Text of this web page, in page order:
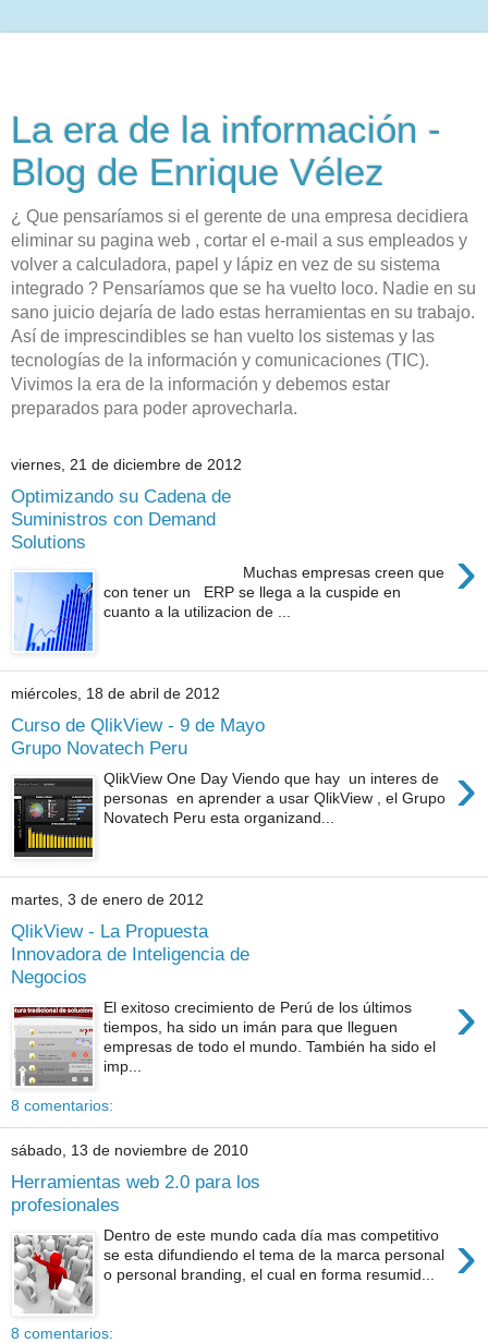
La era de la información -
Blog de Enrique Vélez
¿ Que pensaríamos si el gerente de una empresa decidiera
eliminar su pagina web , cortar el e-mail a sus empleados y
volver a calculadora, papel y lápiz en vez de su sistema
integrado ? Pensaríamos que se ha vuelto loco. Nadie en su
sano juicio dejaría de lado estas herramientas en su trabajo.
Así de imprescindibles se han vuelto los sistemas y las
tecnologías de la información y comunicaciones (TIC).
Vivimos la era de la información y debemos estar
preparados para poder aprovecharla.
viernes, 21 de diciembre de 2012
Optimizando su Cadena de
Suministros con Demand
Solutions
›
Muchas empresas creen que
con tener un ERP se llega a la cuspide en
cuanto a la utilizacion de ...
miércoles, 18 de abril de 2012
Curso de QlikView - 9 de Mayo
Grupo Novatech Peru
›
QlikView One Day Viendo que hay un interes de
personas en aprender a usar QlikView , el Grupo
Novatech Peru esta organizand...
martes, 3 de enero de 2012
QlikView - La Propuesta
Innovadora de Inteligencia de
Negocios
›
El exitoso crecimiento de Perú de los últimos
tiempos, ha sido un imán para que lleguen
empresas de todo el mundo. También ha sido el
imp...
8 comentarios:
sábado, 13 de noviembre de 2010
Herramientas web 2.0 para los
profesionales
›
Dentro de este mundo cada día mas competitivo
se esta difundiendo el tema de la marca personal
o personal branding, el cual en forma resumid...
8 comentarios: